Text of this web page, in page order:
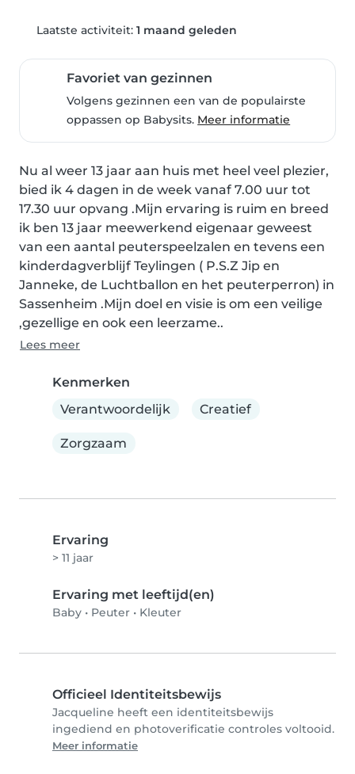
Laatste activiteit: 1 maand geleden
Favoriet van gezinnen
Volgens gezinnen een van de populairste
oppassen op Babysits. Meer informatie
Nu al weer 13 jaar aan huis met heel veel plezier,
bied ik 4 dagen in de week vanaf 7.00 uur tot
17.30 uur opvang .Mijn ervaring is ruim en breed
ik ben 13 jaar meewerkend eigenaar geweest
van een aantal peuterspeelzalen en tevens een
kinderdagverblijf Teylingen ( P.S.Z Jip en
Janneke, de Luchtballon en het peuterperron) in
Sassenheim .Mijn doel en visie is om een veilige
,gezellige en ook een leerzame..
Lees meer
Kenmerken
Verantwoordelijk
Creatief
Zorgzaam
Ervaring
> 11 jaar
Ervaring met leeftijd(en)
Baby • Peuter • Kleuter
Officieel Identiteitsbewijs
Jacqueline heeft een identiteitsbewijs
ingediend en photoverificatie controles voltooid.
Meer informatie